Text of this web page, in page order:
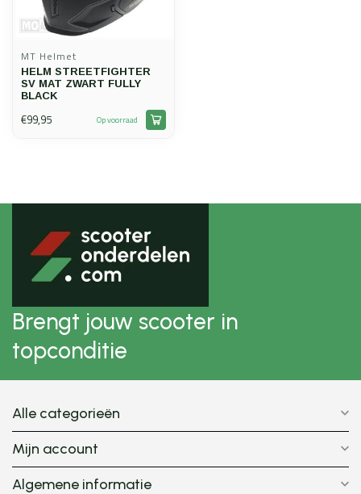
MT Helmet
HELM STREETFIGHTER
SV MAT ZWART FULLY
BLACK
€99,95 Op voorraad
Brengt jouw scooter in
topconditie
Alle categorieën
Mijn account
Algemene informatie